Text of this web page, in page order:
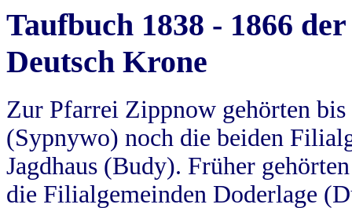
Taufbuch 1838 - 1866
Deutsch Krone
Zur Pfarrei Zippnow gehörten
(Sypnywo) noch die beiden
Jagdhaus (Budy). Früher
die Filialgemeinden Doderlage